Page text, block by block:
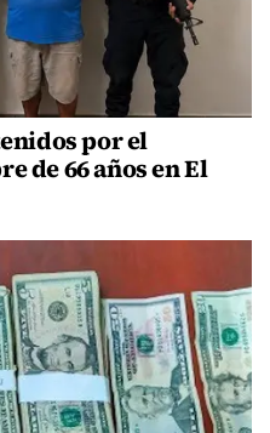
por el
de 66 años en El